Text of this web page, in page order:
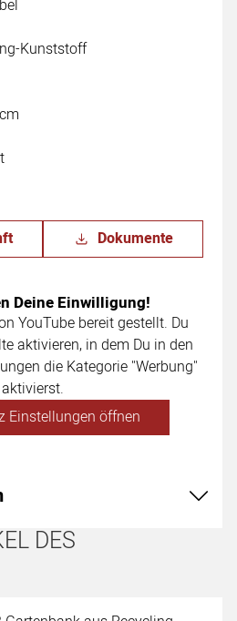
Kunststoff
Dokumente
Deine Einwilligung!
YouTube bereit gestellt. Du
aktivieren, in dem Du in den
die Kategorie "Werbung"
aktivierst.
Einstellungen öffnen
DES